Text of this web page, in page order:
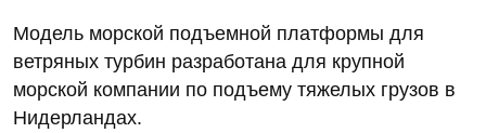
Модель морской подъемной платформы для
ветряных турбин разработана для крупной
морской компании по подъему тяжелых грузов в
Нидерландах.